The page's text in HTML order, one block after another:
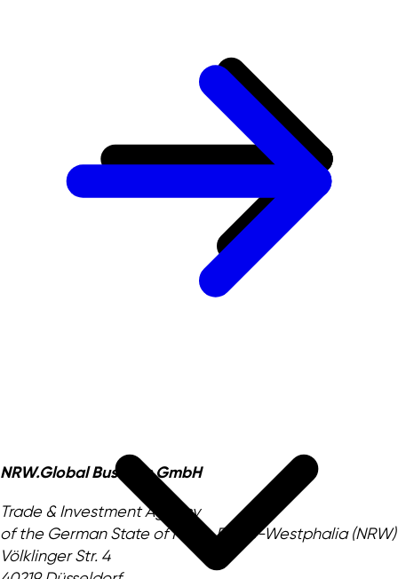
NRW.Global Business GmbH
Trade & Investment Agency
of the German State of North Rhine-Westphalia (NRW)
Völklinger Str. 4